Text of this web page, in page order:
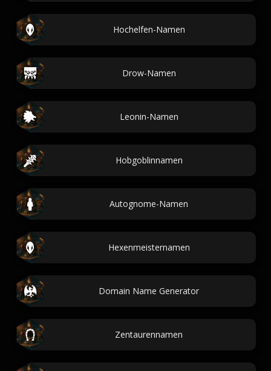
Hochelfen-Namen
Drow-Namen
Leonin-Namen
Hobgoblinnamen
Autognome-Namen
Hexenmeisternamen
Domain Name Generator
Zentaurennamen